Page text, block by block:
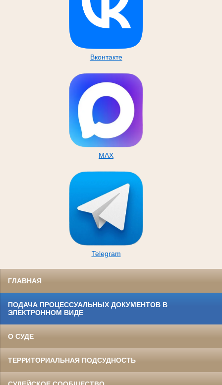
Вконтакте
MAX
Telegram
ГЛАВНАЯ
ПОДАЧА ПРОЦЕССУАЛЬНЫХ ДОКУМЕНТОВ В
ЭЛЕКТРОННОМ ВИДЕ
О СУДЕ
ТЕРРИТОРИАЛЬНАЯ ПОДСУДНОСТЬ